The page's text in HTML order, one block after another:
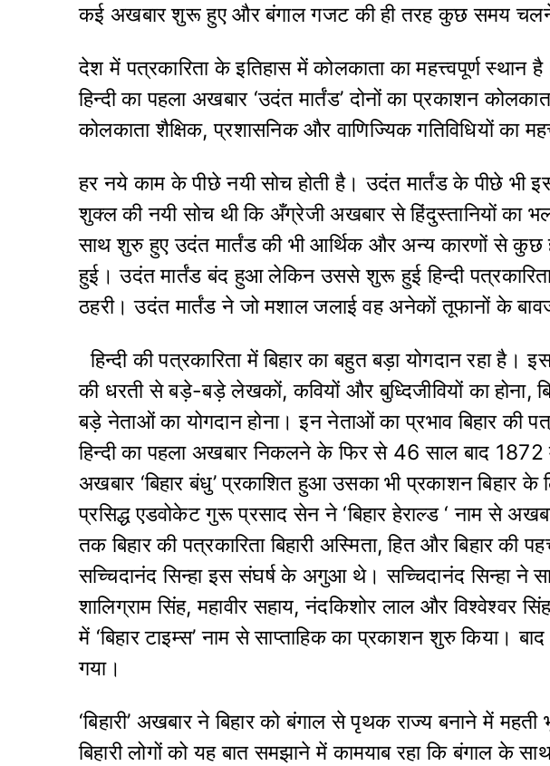
कई अखबार शुरू हुए और बंगाल गजट की ही तरह कुछ समय चलने
देश में पत्रकारिता के इतिहास में कोलकाता का महत्त्वपूर्ण
हिन्दी का पहला अखबार ‘उदंत मार्तंड’ दोनों का प्रकाशन
कोलकाता शैक्षिक, प्रशासनिक और वाणिज्यिक गतिविधियों का
हर नये काम के पीछे नयी सोच होती है। उदंत मार्तंड के पीछे
शुक्ल की नयी सोच थी कि अँग्रेजी अखबार से हिंदुस्तानियों का
साथ शुरु हुए उदंत मार्तंड की भी आर्थिक और अन्य कारणों से
हुई। उदंत मार्तंड बंद हुआ लेकिन उससे शुरू हुई हिन्दी
ठहरी। उदंत मार्तंड ने जो मशाल जलाई वह अनेकों तूफानों के
हिन्दी की पत्रकारिता में बिहार का बहुत बड़ा योगदान रहा है।
की धरती से बड़े-बड़े लेखकों, कवियों और बुध्दिजीवियों का होना,
बड़े नेताओं का योगदान होना। इन नेताओं का प्रभाव बिहार की
हिन्दी का पहला अखबार निकलने के फिर से 46 साल बाद 1872 में
अखबार ‘बिहार बंधु’ प्रकाशित हुआ उसका भी प्रकाशन बिहार के
प्रसिद्ध एडवोकेट गुरू प्रसाद सेन ने ‘बिहार हेराल्ड ‘ नाम से
तक बिहार की पत्रकारिता बिहारी अस्मिता, हित और बिहार की
सच्चिदानंद सिन्हा इस संघर्ष के अगुआ थे। सच्चिदानंद सिन्हा ने
शालिग्राम सिंह, महावीर सहाय, नंदकिशोर लाल और
में ‘बिहार टाइम्स’ नाम से साप्ताहिक का प्रकाशन शुरु किया। बाद
गया।
‘बिहारी’ अखबार ने बिहार को बंगाल से पृथक राज्य बनाने में
बिहारी लोगों को यह बात समझाने में कामयाब रहा कि बंगाल के